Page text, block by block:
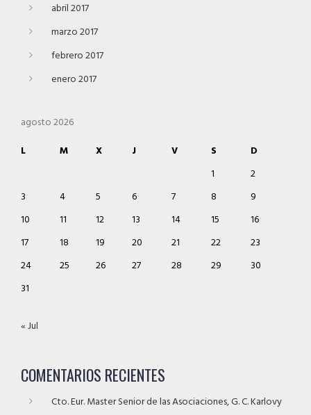
abril 2017
marzo 2017
febrero 2017
enero 2017
agosto 2026
L
M X J V S
D
1
2
3
4 5 6 7 8
9
10
11 12 13 14 15
16
17
18 19 20 21 22
23
24
25 26 27 28 29
30
31
« Jul
COMENTARIOS RECIENTES
Cto. Eur. Master Senior de las Asociaciones, G. C. Karlovy